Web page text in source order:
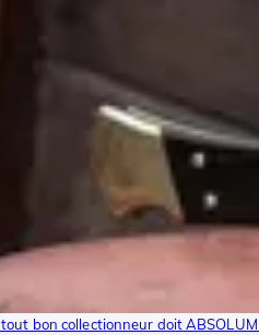
bon collectionneur doit